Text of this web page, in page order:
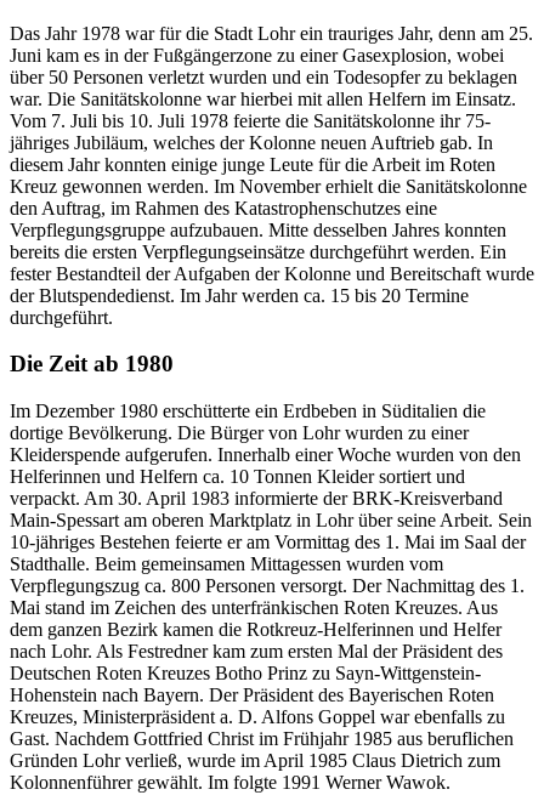
Das Jahr 1978 war für die Stadt Lohr ein trauriges Jahr, denn am 25.
Juni kam es in der Fußgängerzone zu einer Gasexplosion, wobei
über 50 Personen verletzt wurden und ein Todesopfer zu beklagen
war. Die Sanitätskolonne war hierbei mit allen Helfern im Einsatz.
Vom 7. Juli bis 10. Juli 1978 feierte die Sanitätskolonne ihr 75-
jähriges Jubiläum, welches der Kolonne neuen Auftrieb gab. In
diesem Jahr konnten einige junge Leute für die Arbeit im Roten
Kreuz gewonnen werden. Im November erhielt die Sanitätskolonne
den Auftrag, im Rahmen des Katastrophenschutzes eine
Verpflegungsgruppe aufzubauen. Mitte desselben Jahres konnten
bereits die ersten Verpflegungseinsätze durchgeführt werden. Ein
fester Bestandteil der Aufgaben der Kolonne und Bereitschaft wurde
der Blutspendedienst. Im Jahr werden ca. 15 bis 20 Termine
durchgeführt.
Die Zeit ab 1980
Im Dezember 1980 erschütterte ein Erdbeben in Süditalien die
dortige Bevölkerung. Die Bürger von Lohr wurden zu einer
Kleiderspende aufgerufen. Innerhalb einer Woche wurden von den
Helferinnen und Helfern ca. 10 Tonnen Kleider sortiert und
verpackt. Am 30. April 1983 informierte der BRK-Kreisverband
Main-Spessart am oberen Marktplatz in Lohr über seine Arbeit. Sein
10-jähriges Bestehen feierte er am Vormittag des 1. Mai im Saal der
Stadthalle. Beim gemeinsamen Mittagessen wurden vom
Verpflegungszug ca. 800 Personen versorgt. Der Nachmittag des 1.
Mai stand im Zeichen des unterfränkischen Roten Kreuzes. Aus
dem ganzen Bezirk kamen die Rotkreuz-Helferinnen und Helfer
nach Lohr. Als Festredner kam zum ersten Mal der Präsident des
Deutschen Roten Kreuzes Botho Prinz zu Sayn-Wittgenstein-
Hohenstein nach Bayern. Der Präsident des Bayerischen Roten
Kreuzes, Ministerpräsident a. D. Alfons Goppel war ebenfalls zu
Gast. Nachdem Gottfried Christ im Frühjahr 1985 aus beruflichen
Gründen Lohr verließ, wurde im April 1985 Claus Dietrich zum
Kolonnenführer gewählt. Im folgte 1991 Werner Wawok.